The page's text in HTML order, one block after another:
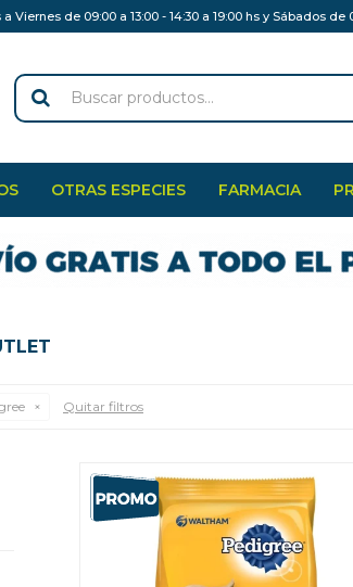
OTRAS ESPECIES FARMACIA
a Viernes de 09:00 a 13:00 - 14:30 a 19:00 hs y Sábados de
Quitar filtros